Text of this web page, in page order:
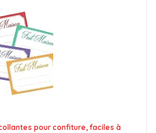
pour confiture, faciles à